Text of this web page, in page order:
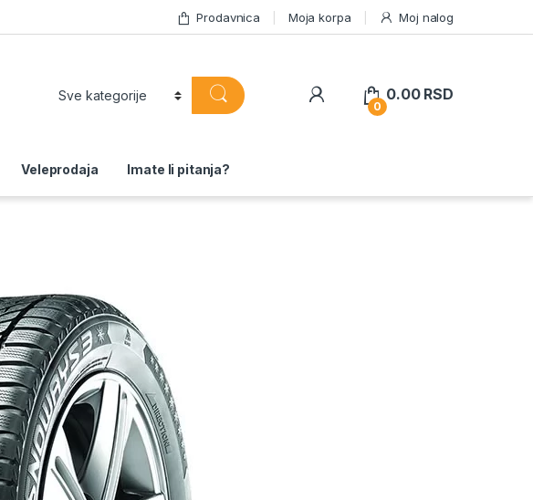
Prodavnica Moja korpa Moj nalog
0
0.00 RSD
Veleprodaja Imate li pitanja?